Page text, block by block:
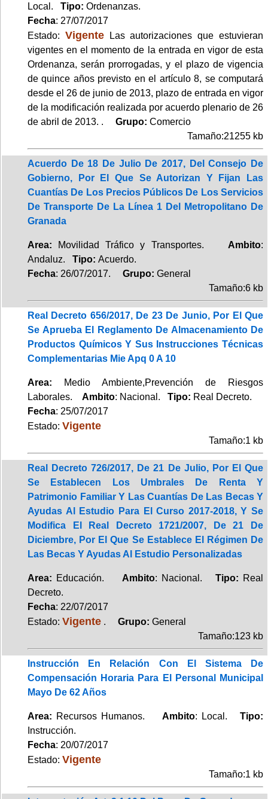
Local. Tipo: Ordenanzas.
Fecha: 27/07/2017
Estado: VigenteLas autorizaciones que estuvieran
vigentes en el momento de la entrada en vigor de esta
Ordenanza, serán prorrogadas, y el plazo de vigencia
de quince años previsto en el artículo 8, se computará
desde el 26 de junio de 2013, plazo de entrada en vigor
de la modificación realizada por acuerdo plenario de 26
de abril de 2013. .
Grupo: Comercio
Tamaño:21255 kb
Acuerdo De 18 De Julio De 2017, Del Consejo De
Gobierno, Por El Que Se Autorizan Y Fijan Las
Cuantías De Los Precios Públicos De Los Servicios
De Transporte De La Línea 1 Del Metropolitano De
Granada
Area: Movilidad Tráfico y Transportes. Ambito:
Andaluz. Tipo: Acuerdo.
Fecha: 26/07/2017. Grupo: General
Tamaño:6 kb
Real Decreto 656/2017, De 23 De Junio, Por El Que
Se Aprueba El Reglamento De Almacenamiento De
Productos Químicos Y Sus Instrucciones Técnicas
Complementarias Mie Apq 0 A 10
Area: Medio Ambiente,Prevención de Riesgos
Laborales. Ambito: Nacional. Tipo: Real Decreto.
Fecha: 25/07/2017
Estado: Vigente
Tamaño:1 kb
Real Decreto 726/2017, De 21 De Julio, Por El Que
Se Establecen Los Umbrales De Renta Y
Patrimonio Familiar Y Las Cuantías De Las Becas Y
Ayudas Al Estudio Para El Curso 2017-2018, Y Se
Modifica El Real Decreto 1721/2007, De 21 De
Diciembre, Por El Que Se Establece El Régimen De
Las Becas Y Ayudas Al Estudio Personalizadas
Area: Educación. Ambito: Nacional. Tipo: Real
Decreto.
Fecha: 22/07/2017
Estado: Vigente . Grupo: General
Tamaño:123 kb
Instrucción En Relación Con El Sistema De
Compensación Horaria Para El Personal Municipal
Mayo De 62 Años
Area: Recursos Humanos. Ambito: Local.Tipo:
Instrucción.
Fecha: 20/07/2017
Estado: Vigente
Tamaño:1 kb